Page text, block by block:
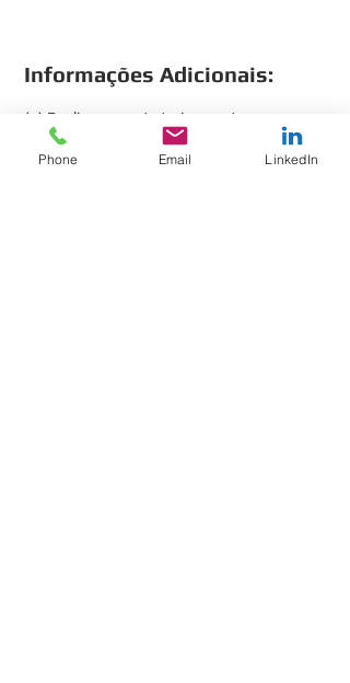
Informações Adicionais:
(a) Realizamos este treinamento em nossa
base, que está estrategicamente
posicionada no eixo da logística Norte-
Phone Email LinkedIn